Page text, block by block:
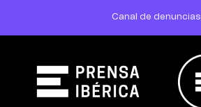
Canal de denuncias